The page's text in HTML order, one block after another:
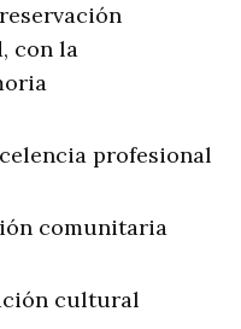
con la
profesional
comunitaria
cultural